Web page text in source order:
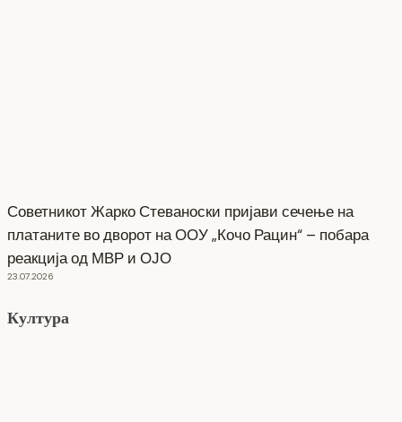
Советникот Жарко Стеваноски пријави сечење на
платаните во дворот на ООУ „Кочо Рацин“ – побара
реакција од МВР и ОЈО
23.07.2026
Култура